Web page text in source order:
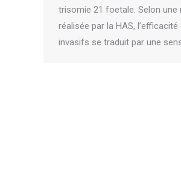
trisomie 21 foetale. Selon une
réalisée par la HAS,
invasifs se traduit par une